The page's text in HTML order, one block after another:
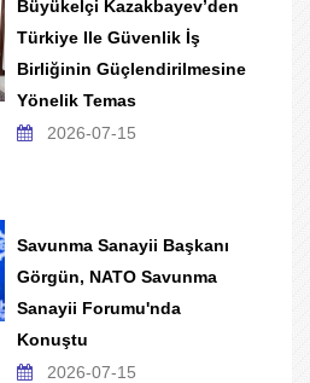
Büyükelçi Kazakbayev’den
Türkiye Ile Güvenlik İş
Birliğinin Güçlendirilmesine
Yönelik Temas
2026-07-15
Savunma Sanayii Başkanı
Görgün, NATO Savunma
Sanayii Forumu'nda
Konuştu
2026-07-15